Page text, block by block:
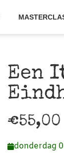
Een
€55,00
donderdag